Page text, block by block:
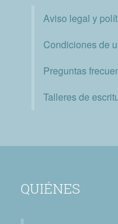
Aviso legal y
Condiciones de
Preguntas
Talleres de
QUIÉNES